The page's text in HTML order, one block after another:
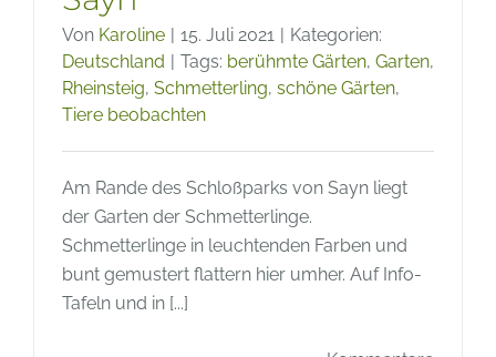
Von Karoline | 15. Juli 2021 | Kategorien:
Deutschland | Tags: berühmte Gärten, Garten,
Rheinsteig, Schmetterling, schöne Gärten,
Tiere beobachten
Am Rande des Schloßparks von Sayn liegt
der Garten der Schmetterlinge.
Schmetterlinge in leuchtenden Farben und
bunt gemustert flattern hier umher. Auf Info-
Tafeln und in [...]